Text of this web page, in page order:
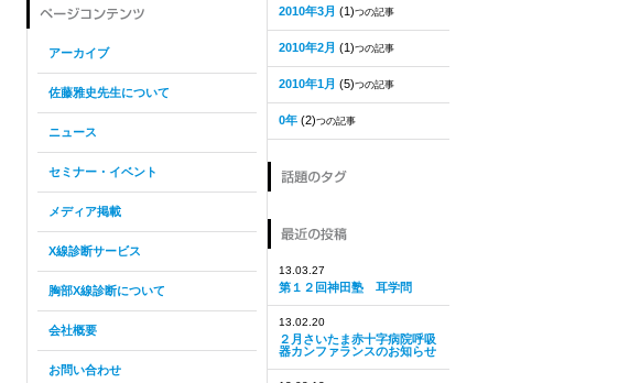
アーカイブ
佐藤雅史先生について
ニュース
セミナー・イベント
メディア掲載
X線診断サービス
胸部X線診断について
会社概要
お問い合わせ
2010年3月 (1)つの記事
2010年2月 (1)つの記事
2010年1月 (5)つの記事
0年 (2)つの記事
13.03.27
第１２回神田塾 耳学問
13.02.20
２月さいたま赤十字病院呼吸
器カンファランスのお知らせ